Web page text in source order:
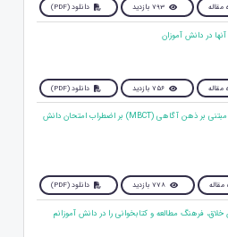
793 بازدید دانلود (PDF)
756 بازدید دانلود (PDF)
10. بررسی اثربخشی روش شناخت درمانی مبتنی بر ذهن آگاهی (MBCT) بر اضطراب امتحان دانش
778 بازدید دانلود (PDF)
خلاق، فرهنگ مطالعه و کتابخوانی را در دانش آموزانم